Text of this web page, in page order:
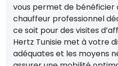
vous permet de bénéficier
chauffeur professionnel
ce soit pour des visites
Hertz Tunisie met à votre
adéquates et les moyens